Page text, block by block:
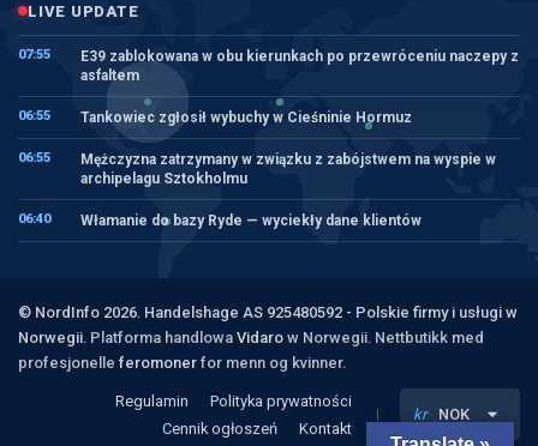
LIVE UPDATE
07:55
E39 zablokowana w obu kierunkach po przewróceniu naczepy z
asfaltem
06:55 Tankowiec zgłosił wybuchy w Cieśninie Hormuz
06:55
Mężczyzna zatrzymany w związku z zabójstwem na wyspie w
archipelagu Sztokholmu
06:40 Włamanie do bazy Ryde — wyciekły dane klientów
© NordInfo 2026. Handelshage AS 925480592 - Polskie firmy i usługi w
Norwegii. Platforma handlowa Vidaro w Norwegii. Nettbutikk med
profesjonelle feromoner for menn og kvinner.
Regulamin
Polityka prywatności
Cennik ogłoszeń
Kontakt
kr NOK